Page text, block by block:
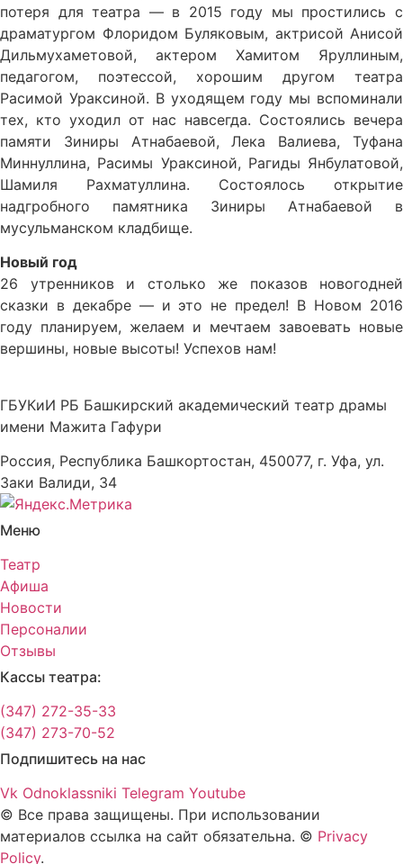
потеря для театра — в 2015 году мы простились с
драматургом Флоридом Буляковым, актрисой Анисой
Дильмухаметовой, актером Хамитом Яруллиным,
педагогом, поэтессой, хорошим другом театра
Расимой Ураксиной. В уходящем году мы вспоминали
тех, кто уходил от нас навсегда. Состоялись вечера
памяти Зиниры Атнабаевой, Лека Валиева, Туфана
Миннуллина, Расимы Ураксиной, Рагиды Янбулатовой,
Шамиля Рахматуллина. Состоялось открытие
надгробного памятника Зиниры Атнабаевой в
мусульманском кладбище.
Новый год
26 утренников и столько же показов новогодней
сказки в декабре — и это не предел! В Новом 2016
году планируем, желаем и мечтаем завоевать новые
вершины, новые высоты! Успехов нам!
ГБУКиИ РБ Башкирский академический театр драмы
имени Мажита Гафури
Россия, Республика Башкортостан, 450077, г. Уфа, ул.
Заки Валиди, 34
Меню
Театр
Афиша
Новости
Персоналии
Отзывы
Кассы театра:
(347) 272-35-33
(347) 273-70-52
Подпишитесь на нас
Vk Odnoklassniki Telegram Youtube
© Все права защищены. При использовании
материалов ссылка на сайт обязательна. © Privacy
Policy.